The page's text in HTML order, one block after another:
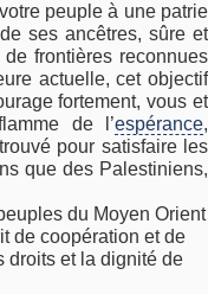
peuple à une patrie
ses ancêtres, sûre et
frontières reconnues
actuelle, cet objectif
fortement, vous et
de l’espérance,
pour satisfaire les
que des Palestiniens,
du Moyen Orient
de coopération et de
droits et la dignité de